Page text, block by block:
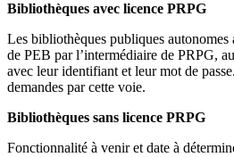
Bibliothèques avec licence PRPG
Les bibliothèques publiques autonomes
de PEB par l’intermédiaire de PRPG,
avec leur identifiant et leur mot de
demandes par cette voie.
Bibliothèques sans licence PRPG
Fonctionnalité à venir et date à